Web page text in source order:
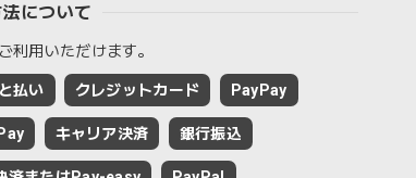
について
利用いただけます。
払い クレジットカード PayPay
キャリア決済 銀行振込